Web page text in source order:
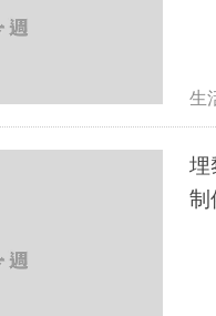
生
埋黎睇
制